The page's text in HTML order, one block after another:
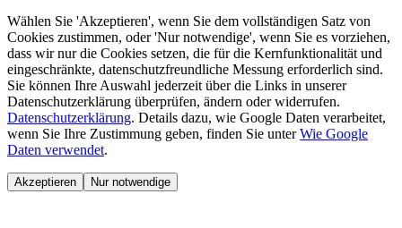
Wählen Sie 'Akzeptieren', wenn Sie dem vollständigen Satz von
Cookies zustimmen, oder 'Nur notwendige', wenn Sie es vorziehen,
dass wir nur die Cookies setzen, die für die Kernfunktionalität und
eingeschränkte, datenschutzfreundliche Messung erforderlich sind.
Sie können Ihre Auswahl jederzeit über die Links in unserer
Datenschutzerklärung überprüfen, ändern oder widerrufen.
Datenschutzerklärung. Details dazu, wie Google Daten verarbeitet,
wenn Sie Ihre Zustimmung geben, finden Sie unter Wie Google
Daten verwendet.
Akzeptieren Nur notwendige